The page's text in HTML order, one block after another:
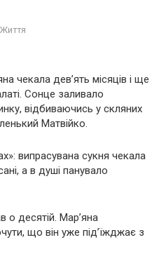
Життя
чекала дев’ять місяців і ще
Сонце заливало
відбиваючись у скляних
Матвійко.
випрасувана сукня чекала
а в душі панувало
о десятій. Мар’яна
що він уже під’їжджає з